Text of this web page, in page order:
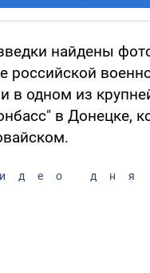
найдены
в одном из
в Донецке,
дня